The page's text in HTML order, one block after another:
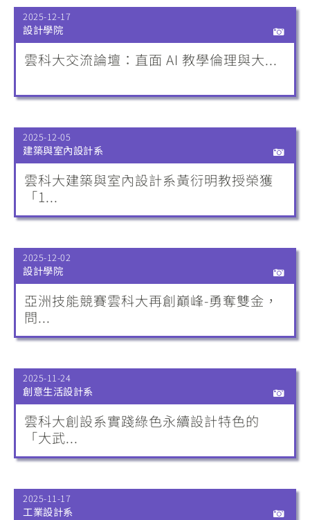
2025-12-17
設計學院
雲科大交流論壇：直面 AI 教學倫理與大...
2025-12-05
建築與室內設計系
雲科大建築與室內設計系黃衍明教授榮獲
「1...
2025-12-02
設計學院
亞洲技能競賽雲科大再創巔峰-勇奪雙金，
問...
2025-11-24
創意生活設計系
雲科大創設系實踐綠色永續設計特色的
「大武...
2025-11-17
工業設計系